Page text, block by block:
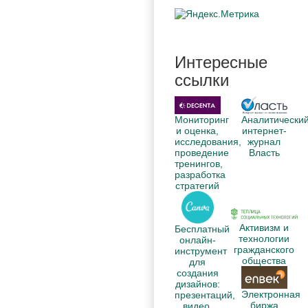
Интересные
ссылки
Мониторинг
и оценка,
исследования,
проведение
тренингов,
разработка
стратегий
интернет-
журнал
Власть
Бесплатный
онлайн-
инструмент
для
создания
дизайнов:
презентаций,
Активизм и
технологии
гражданского
общества
Электронная
биржа